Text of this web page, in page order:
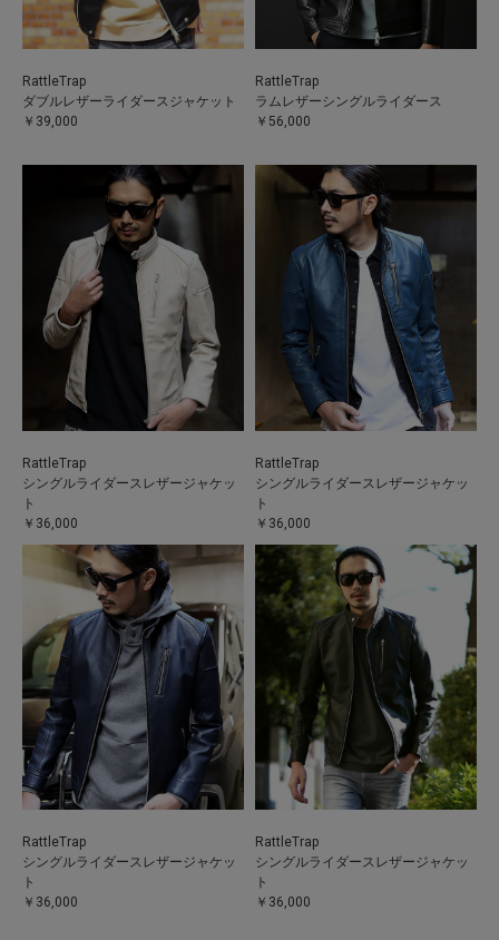
RattleTrap
ダブルレザーライダースジャケット
￥39,000
RattleTrap
ラムレザーシングルライダース
￥56,000
RattleTrap
シングルライダースレザージャケッ
ト
￥36,000
RattleTrap
シングルライダースレザージャケッ
ト
￥36,000
RattleTrap
シングルライダースレザージャケッ
ト
￥36,000
RattleTrap
シングルライダースレザージャケッ
ト
￥36,000